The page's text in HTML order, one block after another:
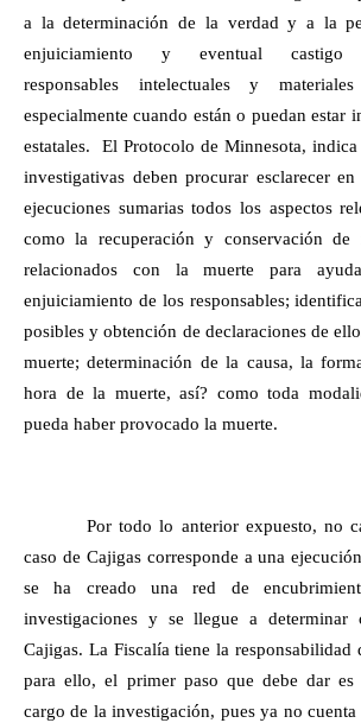
a la determinación de la verdad y a la
enjuiciamiento y eventual
responsables intelectuales y
especialmente cuando están o puedan estar
estatales. El Protocolo de Minnesota,
investigativas deben procurar esclarecer
ejecuciones sumarias todos los aspectos
como la recuperación y conservación de
relacionados con la muerte para
enjuiciamiento de los responsables;
posibles y obtención de declaraciones de
muerte; determinación de la causa, la
hora de la muerte, así? como toda
pueda haber provocado la muerte.
Por todo lo anterior expuesto, no
caso de Cajigas corresponde a una
se ha creado una red de
investigaciones y se llegue a determinar
Cajigas. La Fiscalía tiene la responsabilidad
para ello, el primer paso que debe dar
cargo de la investigación, pues ya no